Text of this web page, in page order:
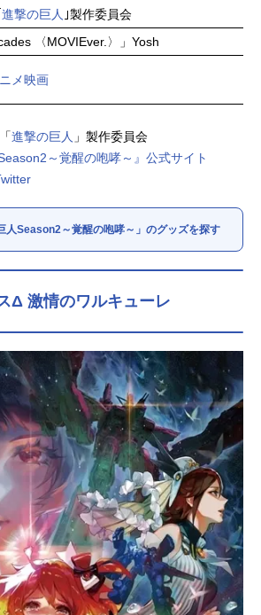
進撃の巨人 ｣製作委員会
〈MOVIEver.〉」Yosh
メ映画
進撃の巨人 」製作委員会
～覚醒の咆哮～』公式サイト
人Season2～覚醒の咆哮～」のグッズを探す
Δ 激情のワルキューレ